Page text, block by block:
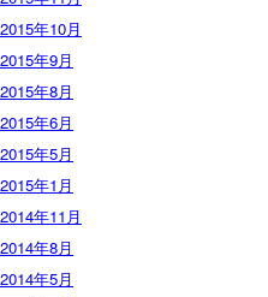
2015年10月
2015年9月
2015年8月
2015年6月
2015年5月
2015年1月
2014年11月
2014年8月
2014年5月